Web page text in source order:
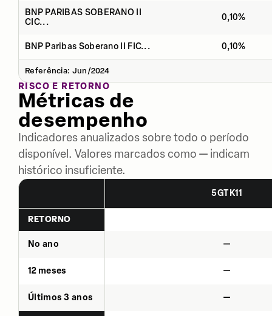
BNP PARIBAS SOBERANO II
CIC...
0,10%
BNP Paribas Soberano II FIC... 0,10%
Referência: Jun/2024
RISCO E RETORNO
Métricas de
desempenho
Indicadores anualizados sobre todo o período
disponível. Valores marcados como — indicam
histórico insuficiente.
5GTK11
RETORNO
No ano —
12 meses —
Últimos 3 anos —